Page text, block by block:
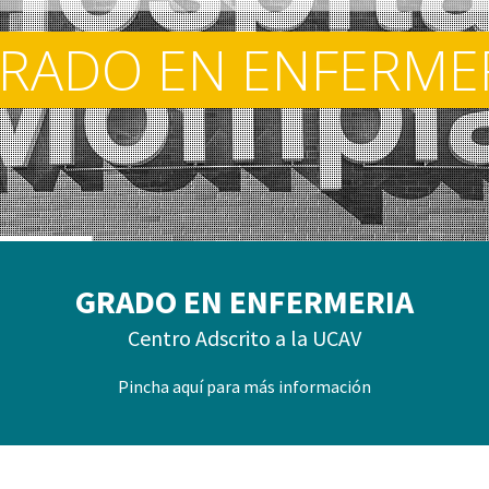
EN
GRADO EN ENFERMERIA
Centro Adscrito a la UCAV
Pincha aquí para más información